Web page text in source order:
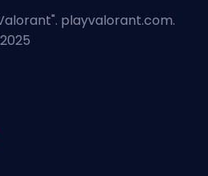
". playvalorant.com.